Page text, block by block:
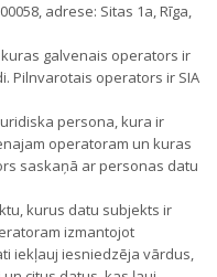
adrese: Sitas 1a, Rīga,
galvenais operators ir
Pilnvarotais operators ir SIA
persona, kura ir
operatoram un kuras
saskaņā ar personas datu
kurus datu subjekts ir
izmantojot
iekļauj iesniedzēja vārdus,